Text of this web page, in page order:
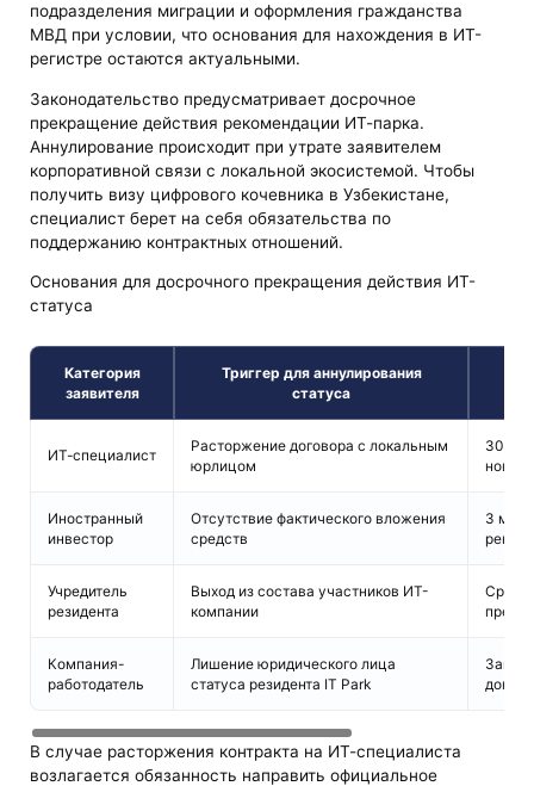
подразделения миграции и оформления гражданства
МВД при условии, что основания для нахождения в ИТ-
регистре остаются актуальными.
Законодательство предусматривает досрочное
прекращение действия рекомендации ИТ-парка.
Аннулирование происходит при утрате заявителем
корпоративной связи с локальной экосистемой. Чтобы
получить визу цифрового кочевника в Узбекистане,
специалист берет на себя обязательства по
поддержанию контрактных отношений.
Основания для досрочного прекращения действия ИТ-
статуса
Категория
заявителя
Триггер для аннулирования
статуса
ИТ-специалист
Расторжение договора с локальным
юрлицом
30
Иностранный
инвестор
Отсутствие фактического вложения
средств
3
Учредитель
резидента
Выход из состава участников ИТ-
компании
Срок
Компания-
работодатель
Лишение юридического лица
статуса резидента IT Park
В случае расторжения контракта на ИТ-специалиста
возлагается обязанность направить официальное